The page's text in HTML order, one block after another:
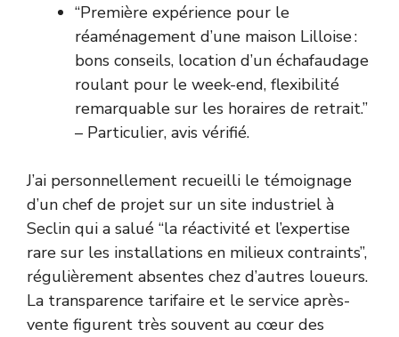
“Première expérience pour le
réaménagement d’une maison Lilloise :
bons conseils, location d’un échafaudage
roulant pour le week-end, flexibilité
remarquable sur les horaires de retrait.”
– Particulier, avis vérifié.
J’ai personnellement recueilli le témoignage
d’un chef de projet sur un site industriel à
Seclin qui a salué “la réactivité et l’expertise
rare sur les installations en milieux contraints”,
régulièrement absentes chez d’autres loueurs.
La transparence tarifaire et le service après-
vente figurent très souvent au cœur des